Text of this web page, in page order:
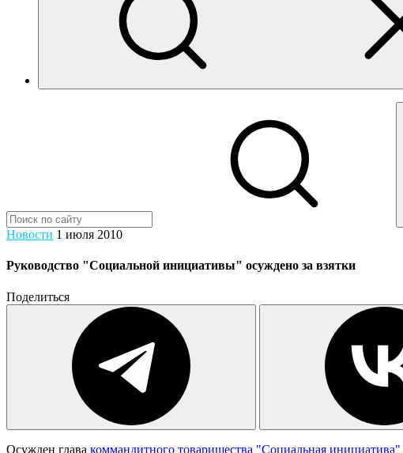
Новости 1 июля 2010
Руководство "Социальной инициативы" осуждено за взятки
Поделиться
Осужден глава коммандитного товарищества "Социальная инициатива"